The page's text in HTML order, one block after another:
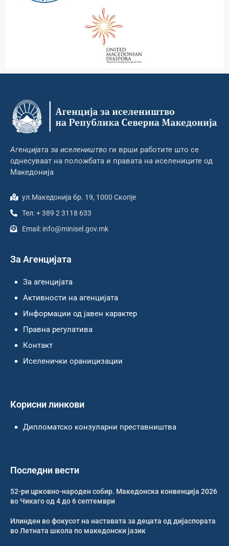
Агенцијата за иселеништво ги врши работите што се
однесуваат на положбата и правата на иселениците од
Македонија
ул.Македонија бр. 19, 1000 Скопје
Тел: + 389 2 3118 633
Email: info@minisel.gov.mk
За Агенцијата
За агенцијата
Активности на агенцијата
Информации од јавен карактер
Правна регулатива
Контакт
Иселенички ораницизации
Корисни линкови
Дипломатско конзуларни преставништва
Последни вести
52-ри црковно-народен собир. Македонска конвенција 2026
во Чикаго од 4 до 6 септември
Илинден во фокусот на наставата за децата од дијаспората
во Летната школа по македонски јазик